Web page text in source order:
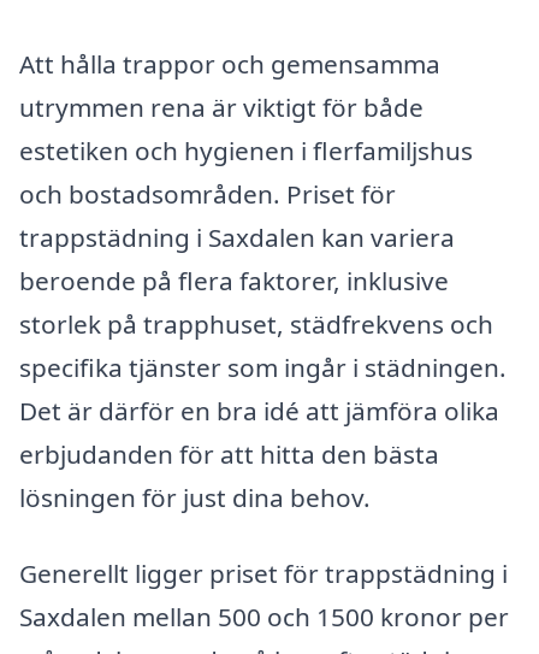
Att hålla trappor och gemensamma
utrymmen rena är viktigt för både
estetiken och hygienen i flerfamiljshus
och bostadsområden. Priset för
trappstädning i Saxdalen kan variera
beroende på flera faktorer, inklusive
storlek på trapphuset, städfrekvens och
specifika tjänster som ingår i städningen.
Det är därför en bra idé att jämföra olika
erbjudanden för att hitta den bästa
lösningen för just dina behov.
Generellt ligger priset för trappstädning i
Saxdalen mellan 500 och 1500 kronor per